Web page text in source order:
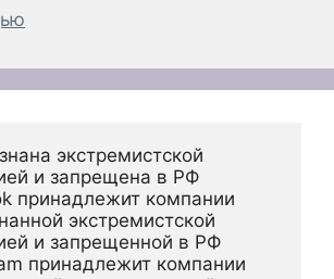
экстремистской
и запрещена в РФ
принадлежит компании
экстремистской
и запрещенной в РФ
принадлежит компании